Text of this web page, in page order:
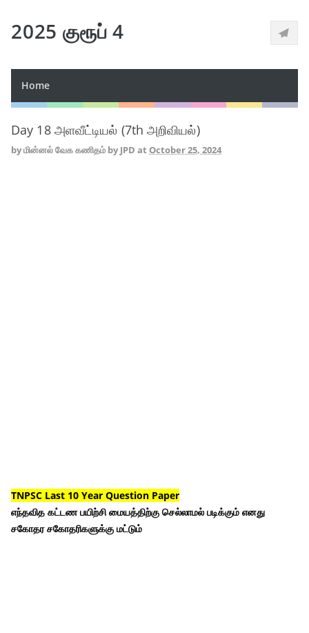
2025 குரூப் 4
Home
Day 18 அளவீட்டியல் (7th அறிவியல்)
byமின்னல் வேக கணிதம் by JPD at October 25, 2024
TNPSC Last 10 Year Question Paper
எந்தவித கட்டண பயிற்சி மையத்திற்கு செல்லாமல் படிக்கும் எனது
சகோதர சகோதரிகளுக்கு மட்டும்